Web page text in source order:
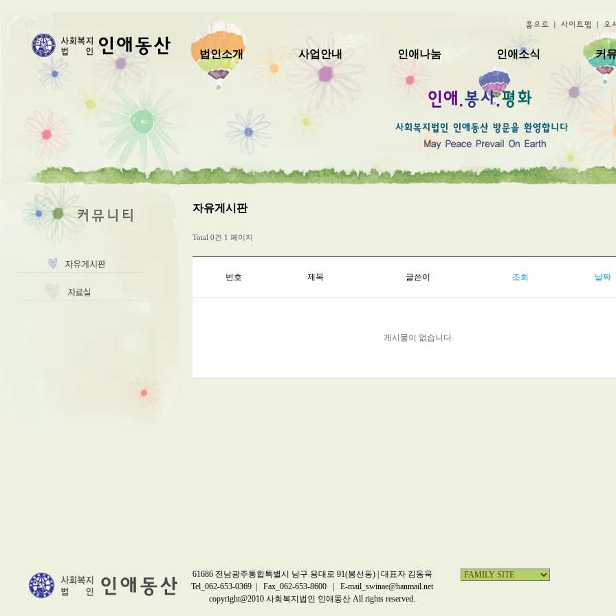
법인소개 사업안내 인애나눔 인애소식 커
자유게시판
Total 0건 1 페이지
번호 제목 글쓴이 조회 날짜
게시물이 없습니다.
61686 전남광주통합특별시 남구 용대로 91(봉선동) | 대표자 김동욱
Tel_062-653-0369 | Fax_062-653-8600 | E-mail_swinae@hanmail.net
copyright@2010 사회복지법인 인애동산 All rights reserved.